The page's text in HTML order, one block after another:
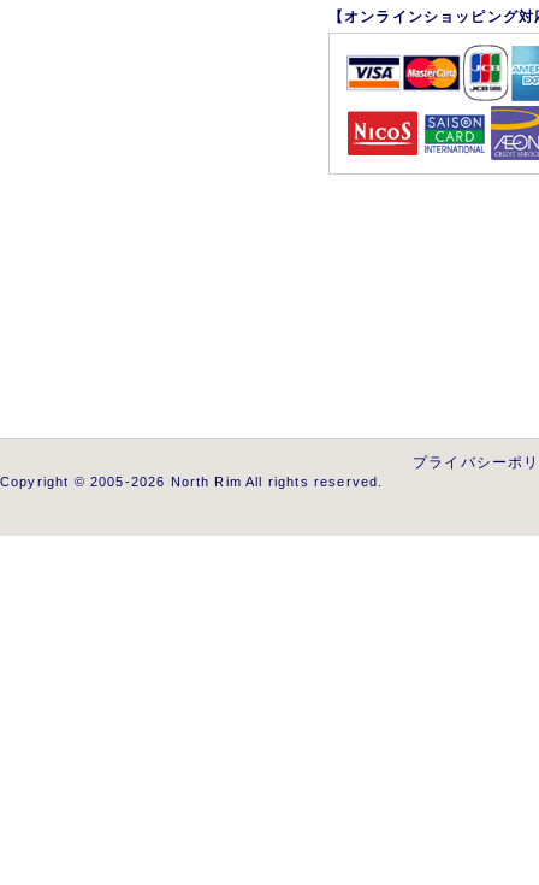
【オンラインショッピング
プライバシーポ
Copyright © 2005-2026 North Rim All rights reserved.